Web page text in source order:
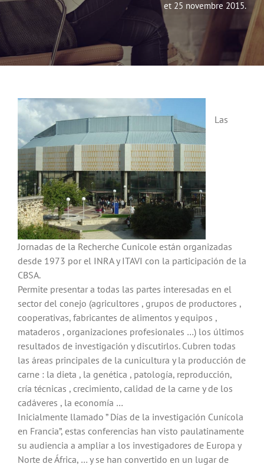
Hazte Socio
WooCommerce My Account
WooCommerce Cart
et 25 novembre 2015.
Las
Jornadas de la Recherche Cunicole están organizadas
desde 1973 por el INRA y ITAVI con la participación de la
CBSA.
Permite presentar a todas las partes interesadas en el
sector del conejo (agricultores , grupos de productores ,
cooperativas, fabricantes de alimentos y equipos ,
mataderos , organizaciones profesionales …) los últimos
resultados de investigación y discutirlos. Cubren todas
las áreas principales de la cunicultura y la producción de
carne : la dieta , la genética , patología, reproducción,
cría técnicas , crecimiento, calidad de la carne y de los
cadáveres , la economía …
Inicialmente llamado ” Días de la investigación Cunícola
en Francia”, estas conferencias han visto paulatinamente
su audiencia a ampliar a los investigadores de Europa y
Norte de África, … y se han convertido en un lugar de